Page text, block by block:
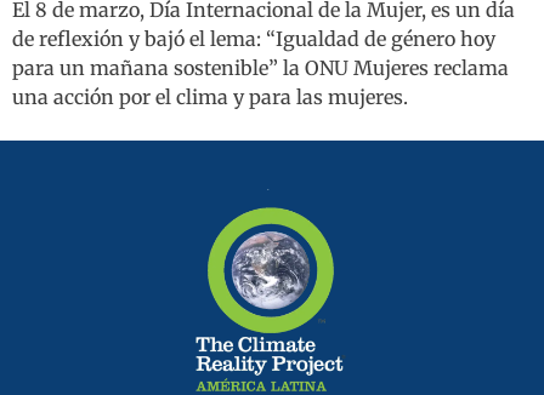
El 8 de marzo, Día Internacional de la Mujer, es un día
de reflexión y bajó el lema: “Igualdad de género hoy
para un mañana sostenible” la ONU Mujeres reclama
una acción por el clima y para las mujeres.